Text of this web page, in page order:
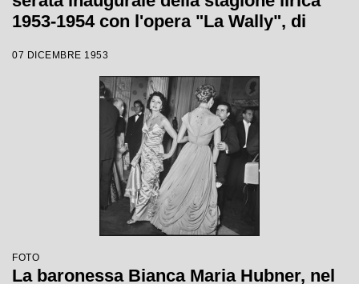
1953-1954 con l'opera "La Wally", di
Giulini, con la regia di Tatiana Pavlova
07 DICEMBRE 1953
FOTO
La baronessa Bianca Maria Hubner, nel